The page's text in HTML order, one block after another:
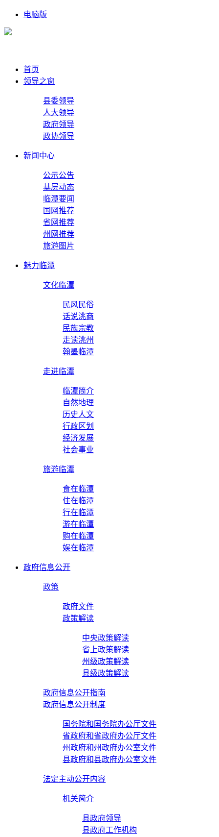
电脑版
首页
领导之窗
县委领导
人大领导
政府领导
政协领导
新闻中心
公示公告
基层动态
临潭要闻
国网推荐
省网推荐
州网推荐
旅游图片
魅力临潭
文化临潭
民风民俗
话说洮商
民族宗教
走读洮州
翰墨临潭
走进临潭
临潭简介
自然地理
历史人文
行政区划
经济发展
社会事业
旅游临潭
食在临潭
住在临潭
行在临潭
游在临潭
购在临潭
娱在临潭
政府信息公开
政策
政府文件
政策解读
中央政策解读
省上政策解读
州级政策解读
县级政策解读
政府信息公开指南
政府信息公开制度
国务院和国务院办公厅文件
省政府和省政府办公厅文件
州政府和州政府办公室文件
县政府和县政府办公室文件
法定主动公开内容
机关简介
县政府领导
县政府工作机构